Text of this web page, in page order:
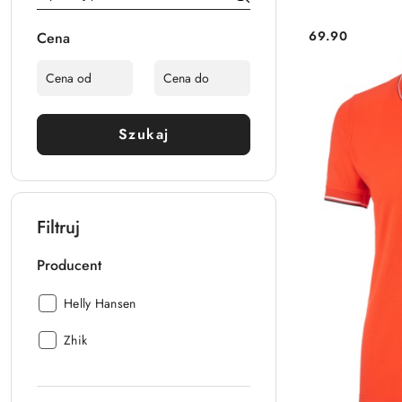
Cena
Szukaj
Filtruj
Producent
Producent:
Helly Hansen
Producent:
Zhik
Cena:
69.90